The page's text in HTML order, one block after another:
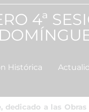
4ª
Histórica
a las